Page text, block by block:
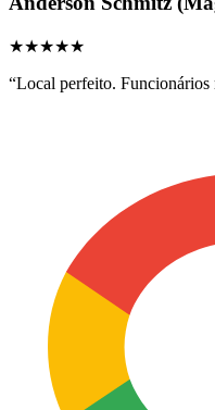
★★★★★
“Local perfeito. Funcionários